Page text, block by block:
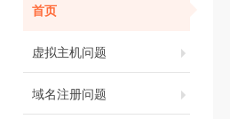
首页
虚拟主机问题
域名注册问题